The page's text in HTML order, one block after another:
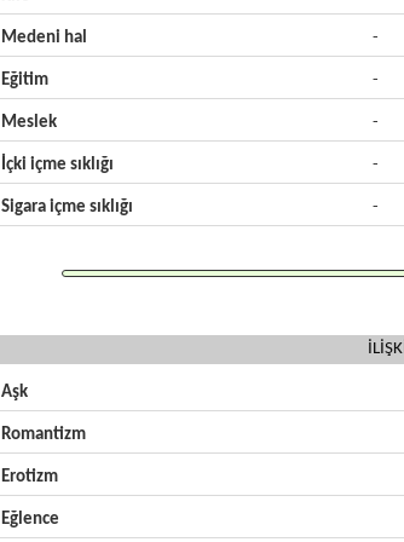
Medeni hal -
Eğitim -
Meslek -
İçki içme sıklığı -
Sigara içme sıklığı -
Aşk
Romantizm
Erotizm
Eğlence